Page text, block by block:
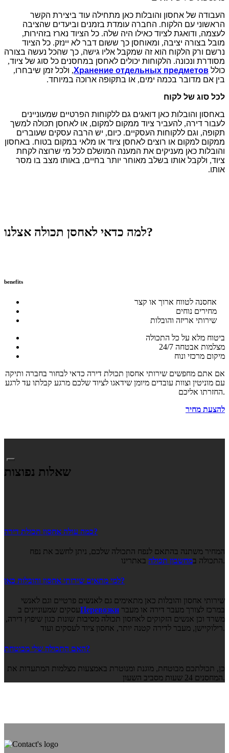
העבודה של אחסון והובלות כאן מתחילה עוד ביצירת הקשר
הראשוני עם הלקוח. החברה עומדת בזמנים וביעדים שהציבה
לעצמה, ודואגת לציוד כאילו היה שלה. כל הציוד נארז בזהירות,
מובל בצורה יציבה, ומאוחסן כך ששום דבר לא יינזק. כל הציוד
נרשם ורק הלקוח הוא זה שמקבל אליו גישה, כך שהכל נעשה בצורה
מסודרת ונכונה. הלקוחות יכולים לאחסן במחסנים כל סוג של ציוד,
כולל Хранение отдельных предметов
, ולכל זמן שיבחרו,
בין אם מדובר בכמה ימים, או בתקופה ארוכה במיוחד.
לכל סוג של לקוח
באחסון והובלות כאן דואגים גם ללקוחות הפרטיים שמעוניינים
לעבור דירה, להעביר ציוד ממקום למקום, או לאחסן תכולה למשך
תקופה, וגם ללקוחות העסקיים. כיום, יש הרבה עסקים שעוברים
ממקום למקום או רוצים לאחסן ציוד או מלאי במקום בטוח. באחסון
והובלות כאן מעניקים את המענה המושלם לכל מי שרוצה לקחת
ציוד, ולקבל אותו בשלב מאוחר יותר בחיים, באותו מצב בו מסר
אותו.
למה כדאי לאחסן תכולה אצלנו?
benefits
אחסנה לטווח ארוך או קצר
מחירים נוחים
שירותי אריזה והובלות
ביטוח מלא על כל התכולה
מצלמות אבטחה 24/7
מיקום מרכזי ונוח
אם אתם מחפשים שירותי אחסון תכולת דירה כדאי לבחור בחברה ותיקה
עם מוניטין וצוות עובדים מיומן שידאגו לציוד שלכם מרגע קבלתו עד לרגע
החזרתו אליכם.
להצעת מחיר
שאלות נפוצות
כמה עולה אחסון תכולת דירה?
המחיר משתנה בהתאם לנפח התכולה שלכם, ניתן לחשב את נפח
התכולה במחשבון תכולה באתרינו.
למי מתאים שירותי אחסון והובלות כאן?
שירותי אחסון והובלות כאן מתאימים גם לאנשים פרטיים וגם לאנשי
עסקים שמעוניינים בПеревозки
משרד וכן אנשים הזקוקים לאחסון תכולה מסיבות שונות כגון שיפוץ דירה,
רילוקיישן, מעבר לדירה קטנה יותר, אחסון ציוד לעסקים ועוד.
האם התכולה שלי מבוטחת?
כן, תכולתכם מבוטחת, מוגנת ומנוטרת באמצעות מצלמות המתעדות את
המחסנים 24 שעות מסביב השעון.